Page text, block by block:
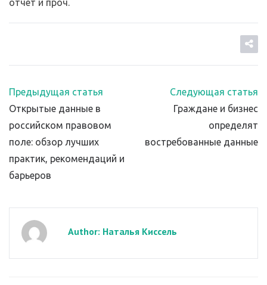
отчет и проч.
Предыдущая статья
Открытые данные в
российском правовом
поле: обзор лучших
практик, рекомендаций и
барьеров
Следующая статья
Граждане и бизнес
определят
востребованные данные
Author: Наталья Киссель